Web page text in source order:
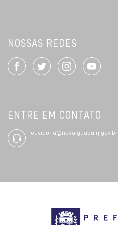
NOSSAS REDES
ENTRE EM CONTATO
ouvidoria@novaiguacu.rj.gov.br